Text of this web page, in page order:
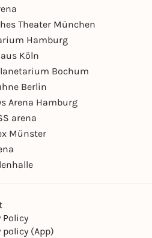
Theater München
Hamburg
Köln
Bochum
Berlin
Arena Hamburg
arena
Münster
Policy
policy (App)